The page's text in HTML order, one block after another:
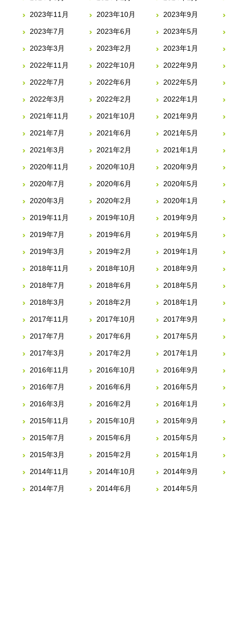
2023年11月 2023年10月 2023年9月
2023年7月 2023年6月 2023年5月
2023年3月 2023年2月 2023年1月
2022年11月 2022年10月 2022年9月
2022年7月 2022年6月 2022年5月
2022年3月 2022年2月 2022年1月
2021年11月 2021年10月 2021年9月
2021年7月 2021年6月 2021年5月
2021年3月 2021年2月 2021年1月
2020年11月 2020年10月 2020年9月
2020年7月 2020年6月 2020年5月
2020年3月 2020年2月 2020年1月
2019年11月 2019年10月 2019年9月
2019年7月 2019年6月 2019年5月
2019年3月 2019年2月 2019年1月
2018年11月 2018年10月 2018年9月
2018年7月 2018年6月 2018年5月
2018年3月 2018年2月 2018年1月
2017年11月 2017年10月 2017年9月
2017年7月 2017年6月 2017年5月
2017年3月 2017年2月 2017年1月
2016年11月 2016年10月 2016年9月
2016年7月 2016年6月 2016年5月
2016年3月 2016年2月 2016年1月
2015年11月 2015年10月 2015年9月
2015年7月 2015年6月 2015年5月
2015年3月 2015年2月 2015年1月
2014年11月 2014年10月 2014年9月
2014年7月 2014年6月 2014年5月